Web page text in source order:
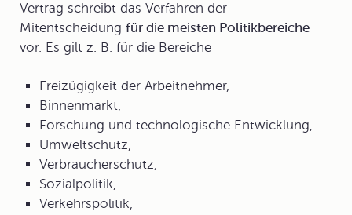
Vertrag schreibt das Verfahren der
Mitentscheidung für die meisten Politikbereiche
vor. Es gilt z. B. für die Bereiche
Freizügigkeit der Arbeitnehmer,
Binnenmarkt,
Forschung und technologische Entwicklung,
Umweltschutz,
Verbraucherschutz,
Sozialpolitik,
Verkehrspolitik,